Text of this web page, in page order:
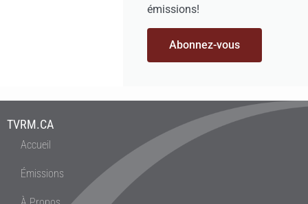
émissions!
Abonnez-vous
TVRM.CA
Accueil
Émissions